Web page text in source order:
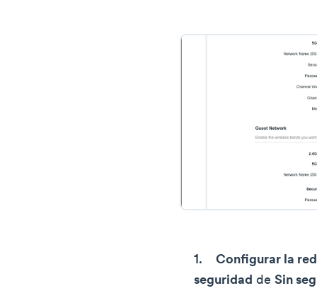
Configurar la
seguridad deSin